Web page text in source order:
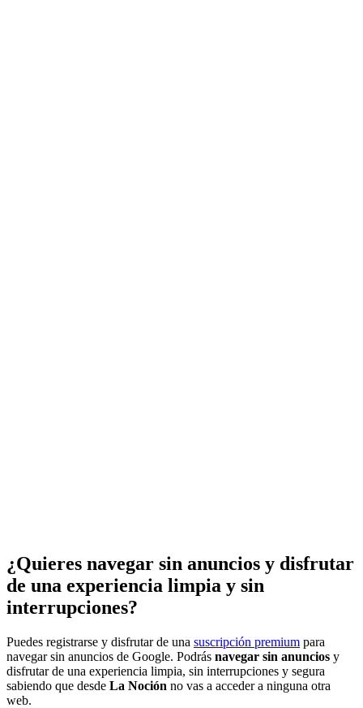
¿Quieres navegar sin anuncios y disfrutar
de una experiencia limpia y sin
interrupciones?
Puedes registrarse y disfrutar de una suscripción premium para
navegar sin anuncios de Google. Podrás navegar sin anuncios y
disfrutar de una experiencia limpia, sin interrupciones y segura
sabiendo que desde La Noción no vas a acceder a ninguna otra
web.